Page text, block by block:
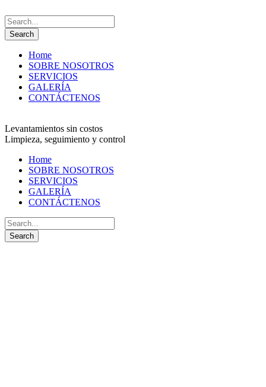
Home
SOBRE NOSOTROS
SERVICIOS
GALERÍA
CONTÁCTENOS
Levantamientos sin costos
Limpieza, seguimiento y control
Home
SOBRE NOSOTROS
SERVICIOS
GALERÍA
CONTÁCTENOS